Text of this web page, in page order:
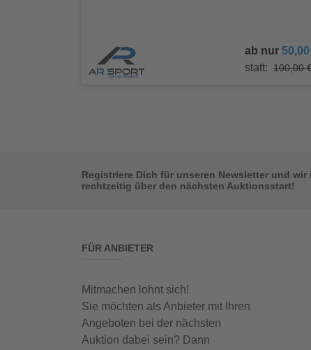
ab nur
statt: 100,00
Registriere Dich für unseren Newsletter und wir
rechtzeitig über den nächsten Auktionsstart!
FÜR ANBIETER
Mitmachen lohnt sich!
Sie möchten als Anbieter mit Ihren
Angeboten bei der nächsten
Auktion dabei sein? Dann